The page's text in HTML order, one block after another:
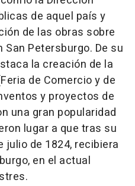
de aquel país y
de las obras sobre
Petersburgo. De su
la creación de la
de Comercio y de
y proyectos de
una gran popularidad
lugar a que tras su
de 1824, recibiera
en el actual